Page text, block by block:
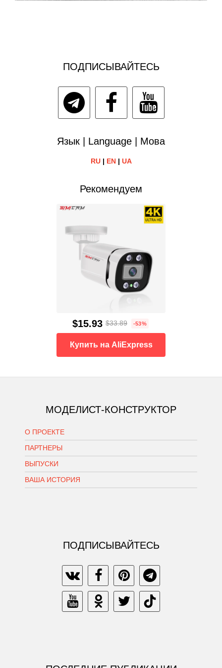
ПОДПИСЫВАЙТЕСЬ
Язык | Language | Мова
RU| EN| UA
Рекомендуем
$15.93 $33.89 -53%
Купить на AliExpress
МОДЕЛИСТ-КОНСТРУКТОР
О ПРОЕКТЕ
ПАРТНЕРЫ
ВЫПУСКИ
ВАША ИСТОРИЯ
ПОДПИСЫВАЙТЕСЬ